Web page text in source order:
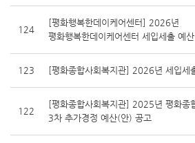
124
[평화행복한데이케어센터] 2026년
평화행복한데이케어센터 세입세출 예
123 [평화종합사회복지관] 2026년 세입세
122
[평화종합사회복지관] 2025년 평화종
3차 추가경정 예산(안) 공고